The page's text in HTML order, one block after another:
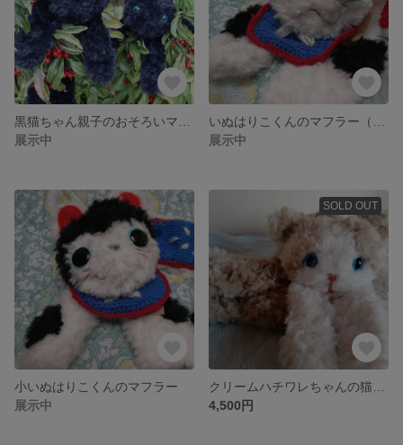
展示中
展示中
小いぬはりこくんのマフラー
展示中
SOLD OUT
4,500円